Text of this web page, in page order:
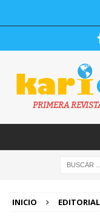
PRIMERA
INICIO EDITORIAL